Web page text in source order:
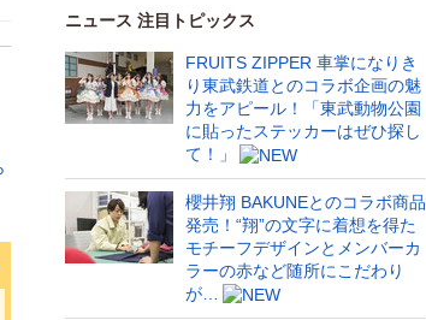
ニュース 注目トピックス
FRUITS ZIPPER 車掌になりき
り東武鉄道とのコラボ企画の魅
力をアピール！「東武動物公園
に貼ったステッカーはぜひ探し
て！」
櫻井翔 BAKUNEとのコラボ商品
発売！“翔”の文字に着想を得た
モチーフデザインとメンバーカ
ラーの赤など随所にこだわり
が…